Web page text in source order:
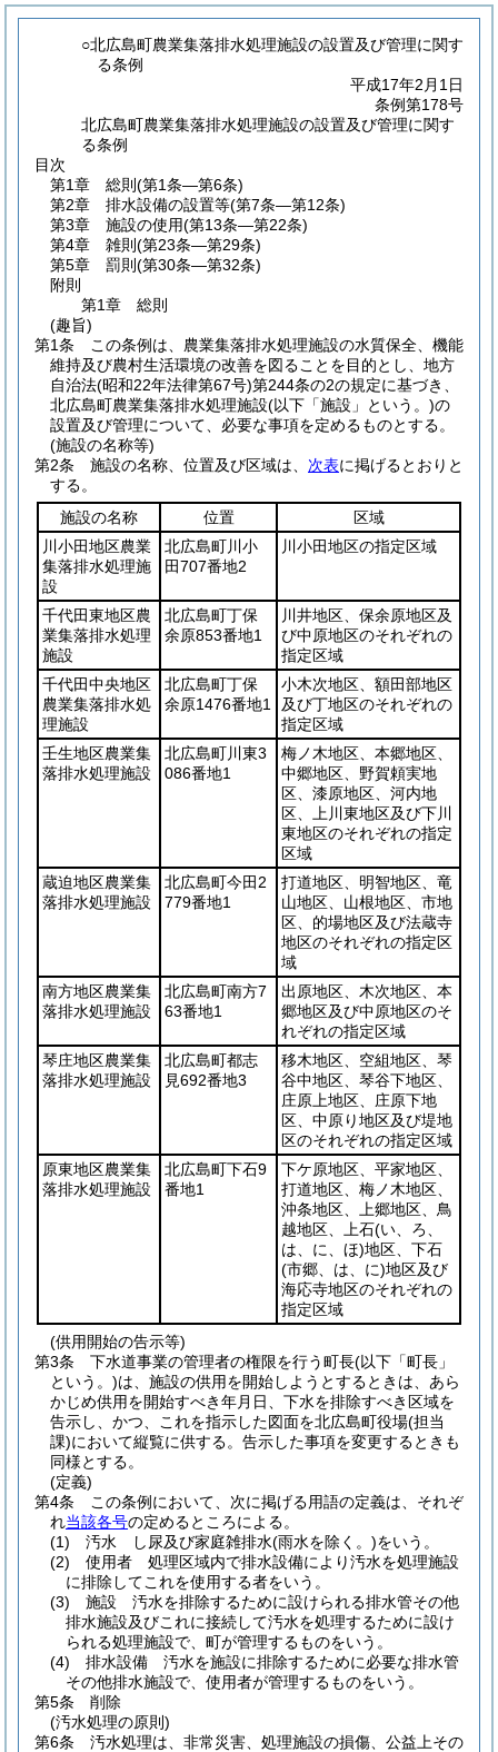
○北広島町農業集落排水処理施設の設置及び管理に関す
る条例
平成17年2月1日
条例第178号
北広島町農業集落排水処理施設の設置及び管理に関す
る条例
目次
第1章
総則 (第1条―第6条)
第2章
排水設備の設置等(第7条―第12条)
第3章
施設の使用(第13条―第22条)
第4章
雑則 (第23条―第29条)
第5章
罰則 (第30条―第32条)
附則
第1章
総則
(趣旨)
第1条
この条例は、農業集落排水処理施設の水質保全、機能
維持及び農村生活環境の改善を図ることを目的とし、地方
自治法(昭和22年法律第67号)第244条の2の規定に基づき、
北広島町農業集落排水処理施設(以下「施設」という。)の
設置及び管理について、必要な事項を定めるものとする。
(施設の名称等)
第2条
施設の名称、位置及び区域は、 次表に掲げるとおりと
する。
施設の名称
位置
区域
川小田地区農業
集落排水処理施
設
北広島町川小
田707番地2
川小田地区の指定区域
千代田東地区農
業集落排水処理
施設
北広島町丁保
余原853番地1
川井地区、保余原地区及
び中原地区のそれぞれの
指定区域
千代田中央地区
農業集落排水処
理施設
北広島町丁保
余原1476番地1
小木次地区、額田部地区
及び丁地区のそれぞれの
指定区域
壬生地区農業集
落排水処理施設
北広島町川東3
086番地1
梅ノ木地区、本郷地区、
中郷地区、野賀頼実地
区、漆原地区、河内地
区、上川東地区及び下川
東地区のそれぞれの指定
区域
蔵迫地区農業集
落排水処理施設
北広島町今田2
779番地1
打道地区、明智地区、竜
山地区、山根地区、市地
区、的場地区及び法蔵寺
地区のそれぞれの指定区
域
南方地区農業集
落排水処理施設
北広島町南方7
63番地1
出原地区、木次地区、本
郷地区及び中原地区のそ
れぞれの指定区域
琴庄地区農業集
落排水処理施設
北広島町都志
見692番地3
移木地区、空組地区、琴
谷中地区、琴谷下地区、
庄原上地区、庄原下地
区、中原り地区及び堤地
区のそれぞれの指定区域
原東地区農業集
落排水処理施設
北広島町下石9
番地1
下ケ原地区、平家地区、
打道地区、梅ノ木地区、
沖条地区、上郷地区、鳥
越地区、上石(い、ろ、
は、に、ほ)地区、下石
(市郷、は、に)地区及び
海応寺地区のそれぞれの
指定区域
(供用開始の告示等)
第3条
下水道事業の管理者の権限を行う町長(以下「町長」
という。)は、施設の供用を開始しようとするときは、あら
かじめ供用を開始すべき年月日、下水を排除すべき区域を
告示し、かつ、これを指示した図面を北広島町役場(担当
課)において縦覧に供する。 告示した事項を変更するときも
同様とする。
(定義)
第4条
この条例において、次に掲げる用語の定義は、それぞ
れ当該各号の定めるところによる。
(1)
汚水 し尿及び家庭雑排水(雨水を除く。)をいう。
(2)
使用者 処理区域内で排水設備により汚水を処理施設
に排除してこれを使用する者をいう。
(3)
施設 汚水を排除するために設けられる排水管その他
排水施設及びこれに接続して汚水を処理するために設け
られる処理施設で、町が管理するものをいう。
(4)
排水設備 汚水を施設に排除するために必要な排水管
その他排水施設で、使用者が管理するものをいう。
第5条
削除
(汚水処理の原則)
第6条
汚水処理は、非常災害、処理施設の損傷、公益上その